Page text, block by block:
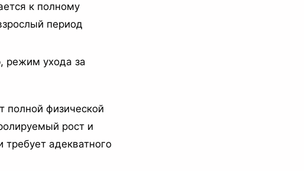
к полному
период
режим ухода за
полной физической
рост и
адекватного